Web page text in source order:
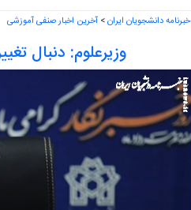
خبرنامه دانشجویان ایران> آخرین اخبار صنفی آموزشی
وزیرعلوم: دنبال